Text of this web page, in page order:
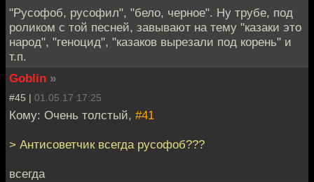
"Русофоб, русофил", "бело, черное". Ну трубе, под
роликом с той песней, завывают на тему "казаки это
народ", "геноцид", "казаков вырезали под корень" и
т.п.
Goblin »
#45 | 01.05.17 17:25
Кому: Очень толстый, #41
> Антисоветчик всегда русофоб???
всегда